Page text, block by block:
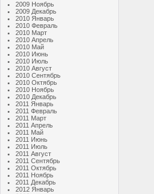
2009 Ноябрь
2009 Декабрь
2010 Январь
2010 Февраль
2010 Март
2010 Апрель
2010 Май
2010 Июнь
2010 Июль
2010 Август
2010 Сентябрь
2010 Октябрь
2010 Ноябрь
2010 Декабрь
2011 Январь
2011 Февраль
2011 Март
2011 Апрель
2011 Май
2011 Июнь
2011 Июль
2011 Август
2011 Сентябрь
2011 Октябрь
2011 Ноябрь
2011 Декабрь
2012 Январь